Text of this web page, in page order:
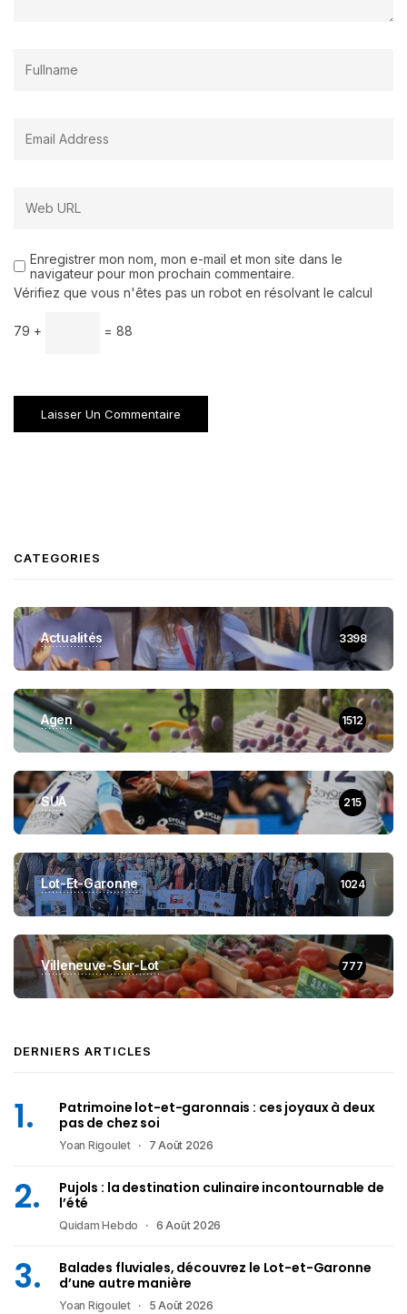
Enregistrer mon nom, mon e-mail et mon site dans le
navigateur pour mon prochain commentaire.
Vérifiez que vous n'êtes pas un robot en résolvant le calcul
79 + = 88
CATEGORIES
Actualités 3398
Agen 1512
SUA 215
Lot-Et-Garonne 1024
Villeneuve-Sur-Lot 777
DERNIERS ARTICLES
Patrimoine lot-et-garonnais : ces joyaux à deux
pas de chez soi
Yoan Rigoulet 7 Août 2026
Pujols : la destination culinaire incontournable de
l’été
Quidam Hebdo 6 Août 2026
Balades fluviales, découvrez le Lot-et-Garonne
d’une autre manière
Yoan Rigoulet 5 Août 2026